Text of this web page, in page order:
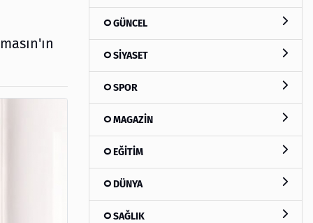
GÜNCEL
SİYASET
SPOR
MAGAZİN
EĞİTİM
DÜNYA
SAĞLIK